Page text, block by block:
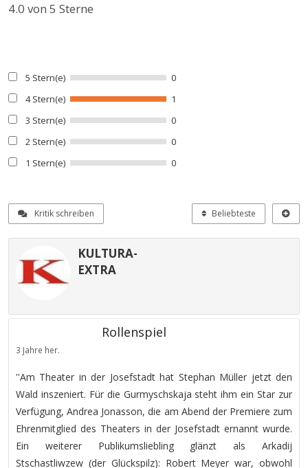
4.0 von 5 Sterne
5 Stern(e)
0
4 Stern(e)
1
3 Stern(e)
0
2 Stern(e)
0
1 Stern(e)
0
Kritik schreiben Beliebteste
KULTURA-
EXTRA
Rollenspiel
3 Jahre her.
''Am Theater in der Josefstadt hat Stephan Müller jetzt den
Wald inszeniert. Für die Gurmyschskaja steht ihm ein Star zur
Verfügung, Andrea Jonasson, die am Abend der Premiere zum
Ehrenmitglied des Theaters in der Josefstadt ernannt wurde.
Ein weiterer Publikumsliebling glänzt als Arkadij
Stschastliwzew (der Glückspilz): Robert Meyer war, obwohl